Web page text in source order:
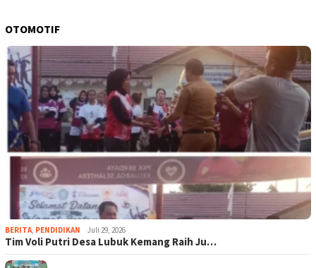
OTOMOTIF
BERITA, PENDIDIKAN Juli 29, 2026
Tim Voli Putri Desa Lubuk Kemang Raih Ju…